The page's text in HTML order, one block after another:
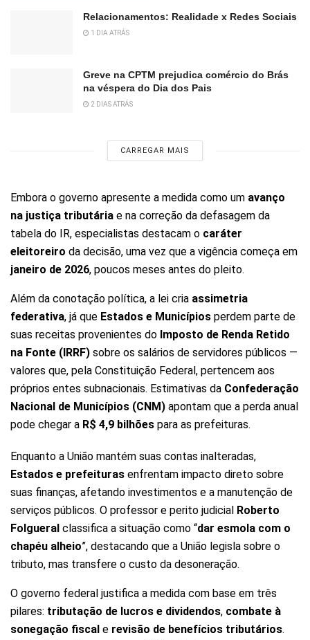
Relacionamentos: Realidade x Redes Sociais
1 DIA ATRÁS
Greve na CPTM prejudica comércio do Brás
na véspera do Dia dos Pais
2 DIAS ATRÁS
CARREGAR MAIS
Embora o governo apresente a medida como um avanço
na justiça tributária e na correção da defasagem da
tabela do IR, especialistas destacam o caráter
eleitoreiro da decisão, uma vez que a vigência começa em
janeiro de 2026, poucos meses antes do pleito.
Além da conotação política, a lei cria assimetria
federativa, já que Estados e Municípios perdem parte de
suas receitas provenientes do Imposto de Renda Retido
na Fonte (IRRF) sobre os salários de servidores públicos —
valores que, pela Constituição Federal, pertencem aos
próprios entes subnacionais. Estimativas da Confederação
Nacional de Municípios (CNM) apontam que a perda anual
pode chegar a R$ 4,9 bilhões para as prefeituras.
Enquanto a União mantém suas contas inalteradas,
Estados e prefeituras enfrentam impacto direto sobre
suas finanças, afetando investimentos e a manutenção de
serviços públicos. O professor e perito judicial Roberto
Folgueral classifica a situação como “dar esmola com o
chapéu alheio”, destacando que a União legisla sobre o
tributo, mas transfere o custo da desoneração.
O governo federal justifica a medida com base em três
pilares: tributação de lucros e dividendos, combate à
sonegação fiscal e revisão de benefícios tributários.